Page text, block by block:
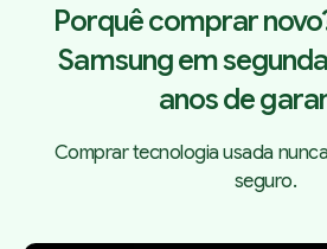
Porquê comprar
Samsung em
anos de
Comprar tecnologia usada
seguro.